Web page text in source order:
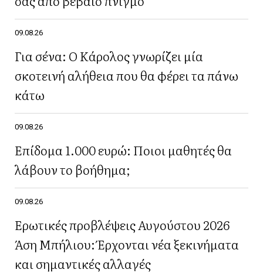
09.08.26
Για σένα: Ο Κάρολος γνωρίζει μία
σκοτεινή αλήθεια που θα φέρει τα πάνω
κάτω
09.08.26
Επίδομα 1.000 ευρώ: Ποιοι μαθητές θα
λάβουν το βοήθημα;
09.08.26
Ερωτικές προβλέψεις Αυγούστου 2026
Άση Μπήλιου: Έρχονται νέα ξεκινήματα
και σημαντικές αλλαγές